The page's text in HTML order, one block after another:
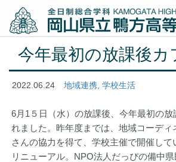
今年最初の放課後カ
2022.06.24 地域連携 学校生活
6月1５日（水）の放課後、今年最初の放
れました。昨年度までは、地域コーデ
さんの協力を得て、学校主催で開催して
リニューアル。NPO法人だっぴの備中